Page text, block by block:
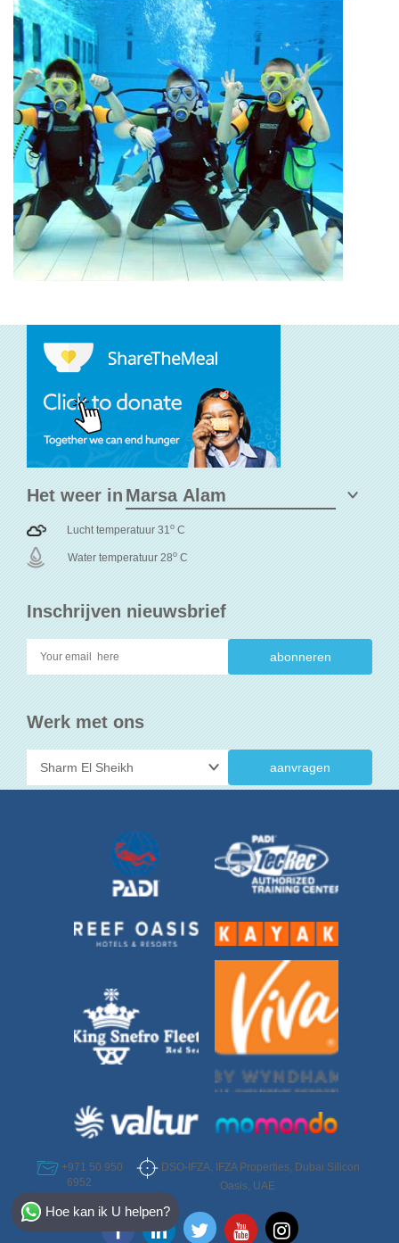
Inschrijven nieuwsbrief
Werk met ons
aanvragen
Het weer in
Lucht temperatuur 31 o C
Water temperatuur 28o C
+971 50 950
6952
DSO-IFZA, IFZA Properties, Dubai Silicon
Oasis, UAE
Hoe kan ik U helpen?
Select Destination